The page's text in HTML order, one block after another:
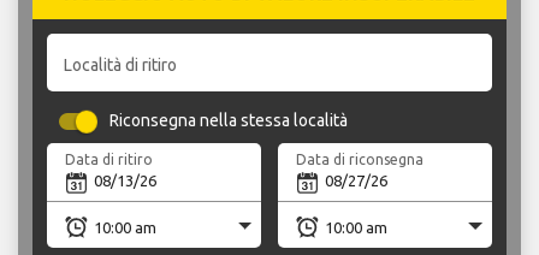
Località di ritiro
Riconsegna nella stessa località
Data di ritiro Data di riconsegna